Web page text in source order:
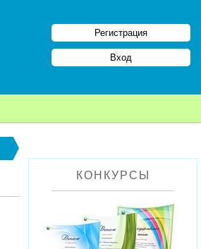
Регистрация
Вход
КОНКУРСЫ